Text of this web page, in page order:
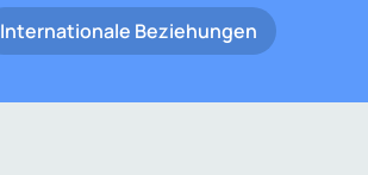
Internationale Beziehungen